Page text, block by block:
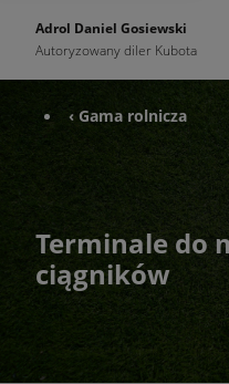
Adrol Daniel Gosiewski
Autoryzowany diler Kubota
‹ Gama rolnicza
Terminale do
ciągników